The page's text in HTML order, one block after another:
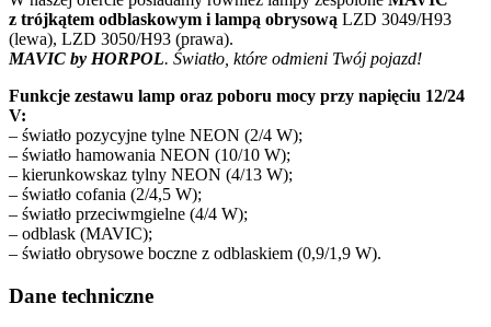
z trójkątem odblaskowym i lampą obrysową LZD 3049/H93
(lewa), LZD 3050/H93 (prawa).
MAVIC by HORPOL. Światło, które odmieni Twój pojazd!
Funkcje zestawu lamp oraz poboru mocy przy napięciu 12/24
V:
– światło pozycyjne tylne NEON (2/4 W);
– światło hamowania NEON (10/10 W);
– kierunkowskaz tylny NEON (4/13 W);
– światło cofania (2/4,5 W);
– światło przeciwmgielne (4/4 W);
– odblask (MAVIC);
– światło obrysowe boczne z odblaskiem (0,9/1,9 W).
Dane techniczne